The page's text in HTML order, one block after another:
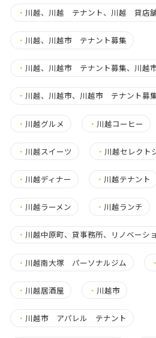
・ 川越、川越 テナント、川越 貸店
・ 川越、川越市 テナント募集
・ 川越、川越市 テナント募集、川越
・ 川越、川越市、川越市 テナント募
・ 川越グルメ ・ 川越コーヒー
・ 川越スイーツ ・ 川越セレクト
・ 川越ディナー ・ 川越テナント
・ 川越ラーメン ・ 川越ランチ
・ 川越中原町、貸事務所、リノベーシ
・ 川越南大塚 パーソナルジム ・
・ 川越居酒屋 ・ 川越市
・ 川越市 アパレル テナント